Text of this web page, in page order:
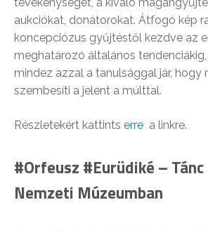
aukciókat, donátorokat. Átfogó kép
koncepciózus gyűjtéstől kezdve az
meghatározó általános
mindez azzal a tanulsággal jár, hogy
szembesíti a jelent a múlttal.
Részletekért kattints erre a linkre.
#Orfeusz #Eurüdiké –
Nemzeti Múzeumban